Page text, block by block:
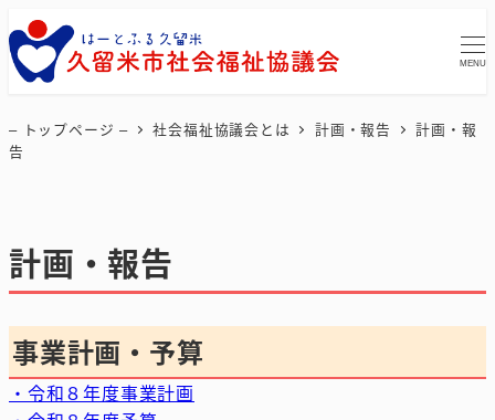
MENU
– トップページ – 社会福祉協議会とは 計画・報告
計画・報
告
計画・報告
事業計画・予算
・令和８年度事業計画